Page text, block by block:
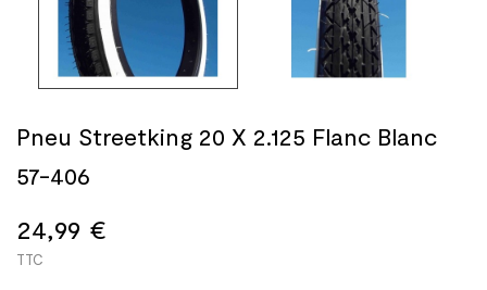
Pneu Streetking 20 X 2.125 Flanc Blanc
57-406
24,99 €
TTC